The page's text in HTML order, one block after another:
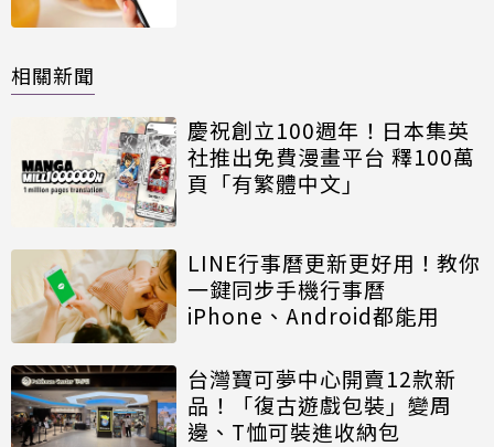
相關新聞
慶祝創立100週年！日本集英
社推出免費漫畫平台 釋100萬
頁「有繁體中文」
LINE行事曆更新更好用！教你
一鍵同步手機行事曆
iPhone、Android都能用
台灣寶可夢中心開賣12款新
品！「復古遊戲包裝」變周
邊、T恤可裝進收納包